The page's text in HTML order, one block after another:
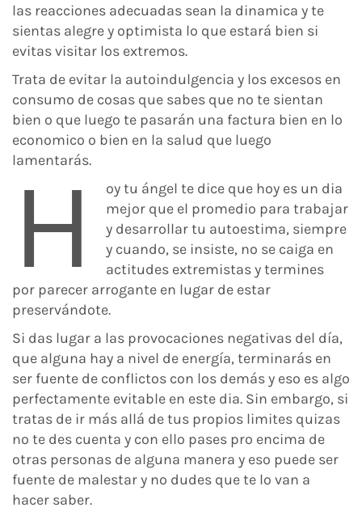
las reacciones adecuadas sean la dinamica y te
sientas alegre y optimista lo que estará bien si
evitas visitar los extremos.
Trata de evitar la autoindulgencia y los excesos en
consumo de cosas que sabes que no te sientan
bien o que luego te pasarán una factura bien en lo
economico o bien en la salud que luego
lamentarás.
H
oy tu ángel te dice que hoy es un dia
mejor que el promedio para trabajar
y desarrollar tu autoestima, siempre
y cuando, se insiste, no se caiga en
actitudes extremistas y termines
por parecer arrogante en lugar de estar
preservándote.
Si das lugar a las provocaciones negativas del día,
que alguna hay a nivel de energía, terminarás en
ser fuente de conflictos con los demás y eso es algo
perfectamente evitable en este dia. Sin embargo, si
tratas de ir más allá de tus propios limites quizas
no te des cuenta y con ello pases pro encima de
otras personas de alguna manera y eso puede ser
fuente de malestar y no dudes que te lo van a
hacer saber.